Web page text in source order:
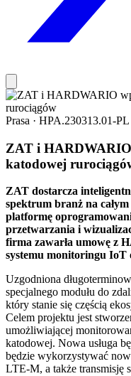
Prasa · HPA.230313.01-PL
ZAT i
katodowej
ZAT dostarcza
spektrum branż na
platformę
przetwarzania i
firma zawarła umowę z
systemu monitoringu
Uzgodniona
specjalnego modułu do
który stanie się częścią
Celem projektu jest
umożliwiającej
katodowej. Nowa usługa
będzie wykorzystywać
LTE-M, a także transmisję